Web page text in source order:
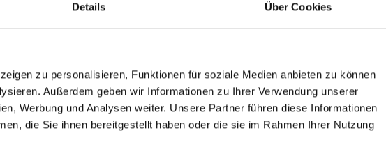
Details Über Cookies
zu personalisieren, Funktionen für soziale Medien anbieten zu können
Außerdem geben wir Informationen zu Ihrer Verwendung unserer
Werbung und Analysen weiter. Unsere Partner führen diese Informationen
die Sie ihnen bereitgestellt haben oder die sie im Rahmen Ihrer Nutzung